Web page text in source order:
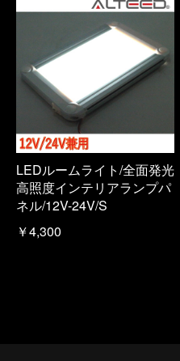
LEDルームライト/全面発光
高照度インテリアランプパ
ネル/12V-24V/S
￥4,300